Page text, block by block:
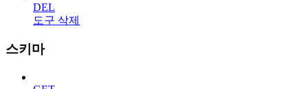
DEL
도구 삭제
스키마